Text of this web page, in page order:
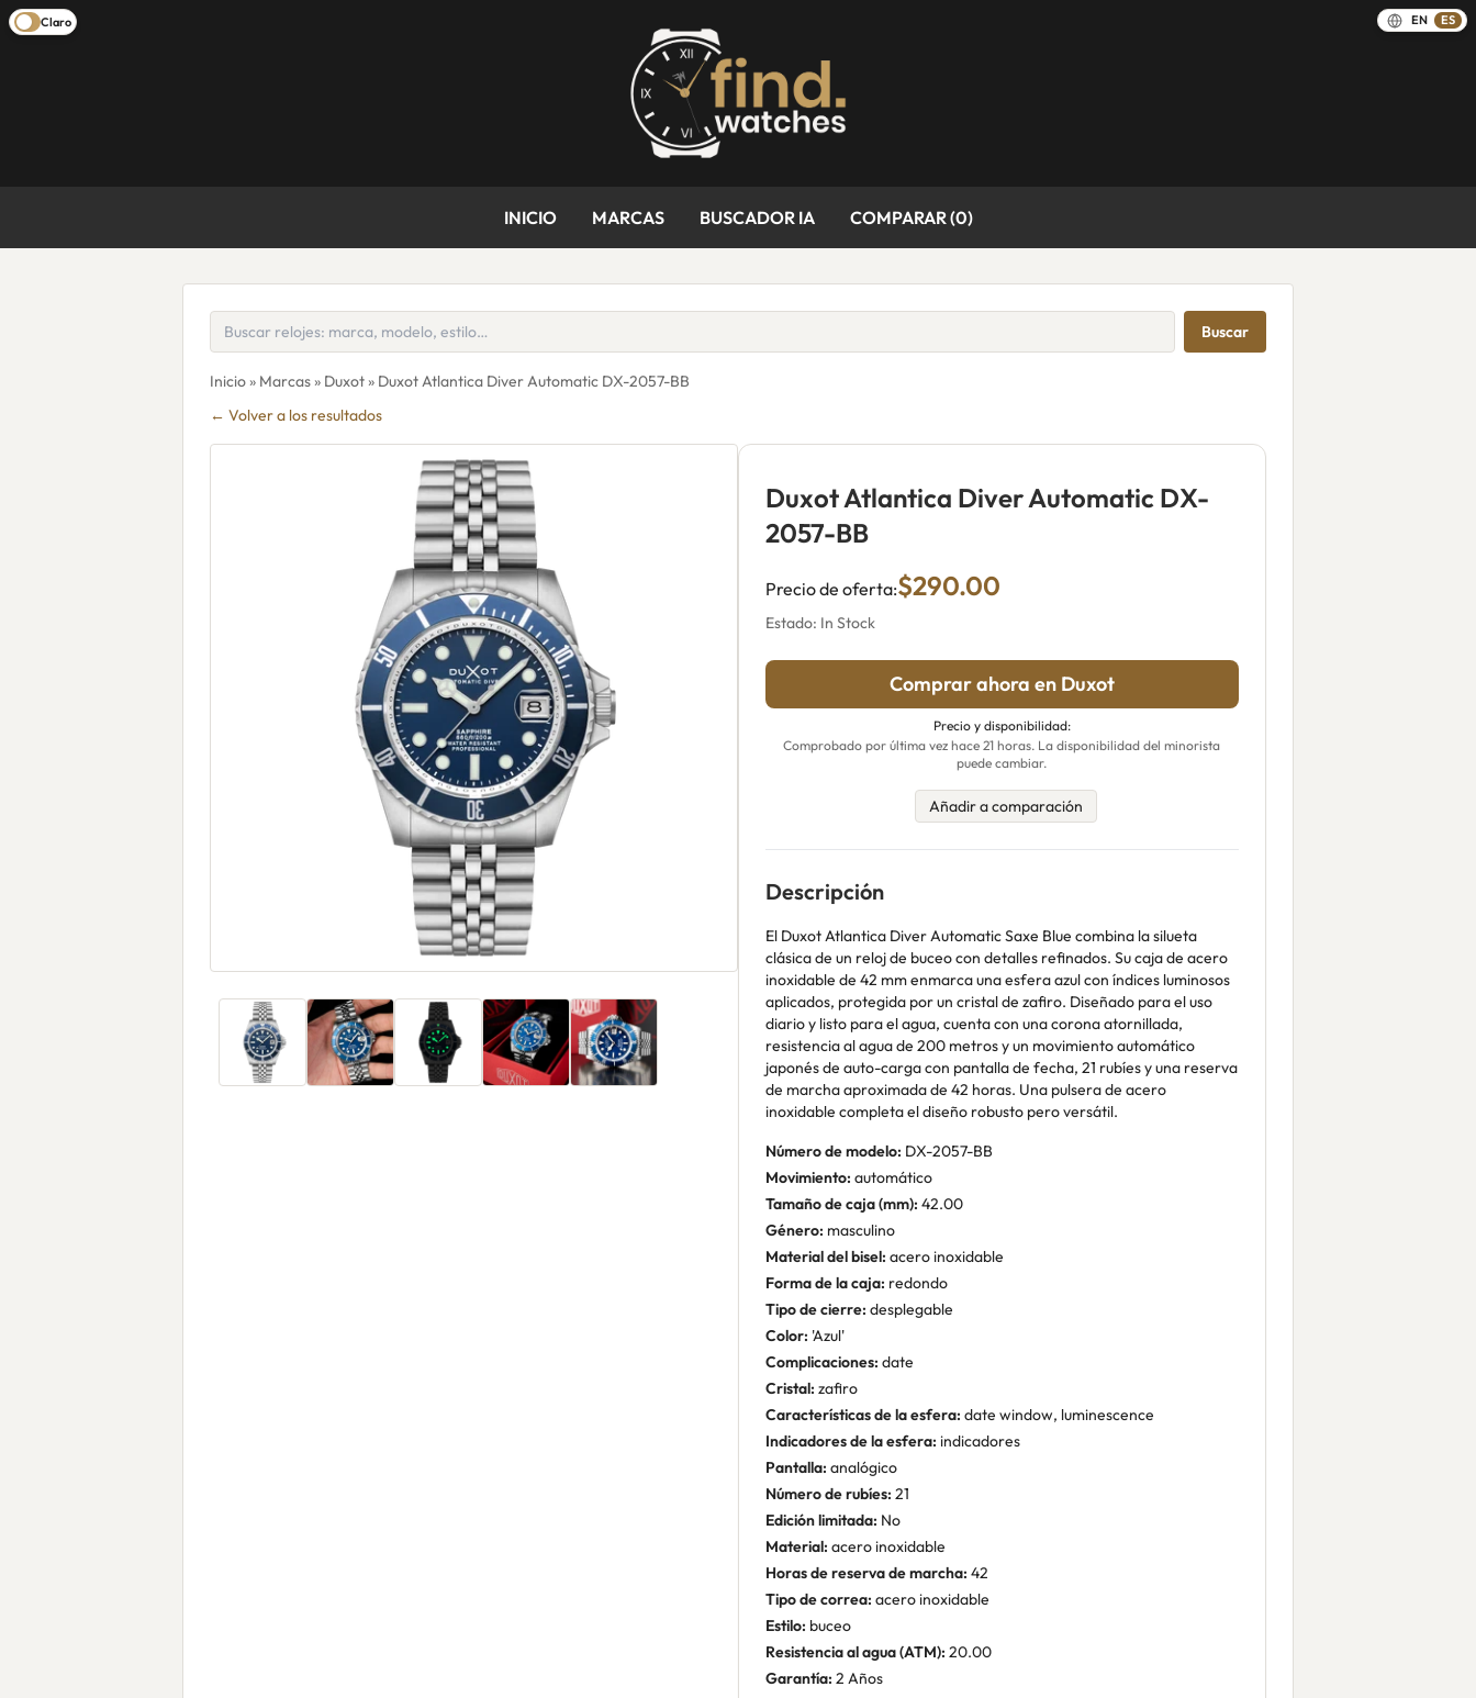
Claro EN ES
INICIO MARCAS BUSCADOR IA COMPARAR (0)
Buscar
Inicio» Marcas» Duxot» Duxot Atlantica Diver Automatic DX-2057-BB
← Volver a los resultados
Duxot Atlantica Diver Automatic DX-
2057-BB
Precio de oferta:$290.00
Estado: In Stock
Comprar ahora en Duxot
Precio y disponibilidad:
Comprobado por última vez hace 21 horas. La disponibilidad del minorista
puede cambiar.
Añadir a comparación
Descripción
El Duxot Atlantica Diver Automatic Saxe Blue combina la silueta
clásica de un reloj de buceo con detalles refinados. Su caja de acero
inoxidable de 42 mm enmarca una esfera azul con índices luminosos
aplicados, protegida por un cristal de zafiro. Diseñado para el uso
diario y listo para el agua, cuenta con una corona atornillada,
resistencia al agua de 200 metros y un movimiento automático
japonés de auto-carga con pantalla de fecha, 21 rubíes y una reserva
de marcha aproximada de 42 horas. Una pulsera de acero
inoxidable completa el diseño robusto pero versátil.
Número de modelo: DX-2057-BB
Movimiento: automático
Tamaño de caja (mm): 42.00
Género: masculino
Material del bisel: acero inoxidable
Forma de la caja: redondo
Tipo de cierre: desplegable
Color: 'Azul'
Complicaciones: date
Cristal: zafiro
Características de la esfera: date window, luminescence
Indicadores de la esfera: indicadores
Pantalla: analógico
Número de rubíes: 21
Edición limitada: No
Material: acero inoxidable
Horas de reserva de marcha: 42
Tipo de correa: acero inoxidable
Estilo: buceo
Resistencia al agua (ATM): 20.00
Garantía: 2 Años